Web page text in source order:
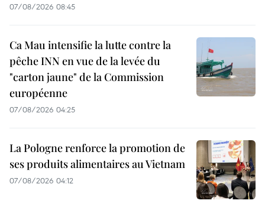
07/08/2026 08:45
Ca Mau intensifie la lutte contre la
pêche INN en vue de la levée du
"carton jaune" de la Commission
européenne
07/08/2026 04:25
La Pologne renforce la promotion de
ses produits alimentaires au Vietnam
07/08/2026 04:12